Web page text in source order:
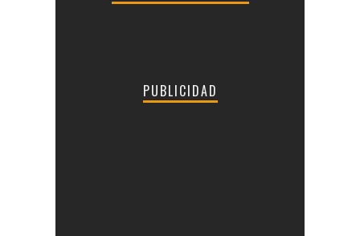
PUBLICIDAD